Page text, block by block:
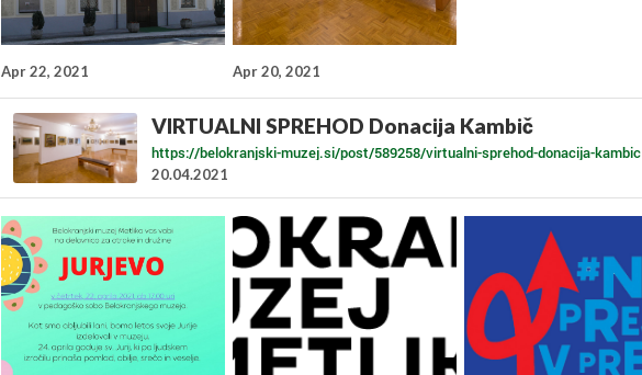
Apr 22, 2021 Apr 20, 2021
VIRTUALNI SPREHOD Donacija Kambič
https://belokranjski-muzej.si/post/589258/virtualni-sprehod-donacija-kambic
20.04.2021